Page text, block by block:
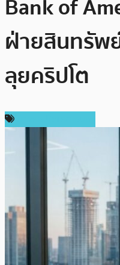
Bank of
ฝ่ายสินทรัพ
ลุยคริปโต